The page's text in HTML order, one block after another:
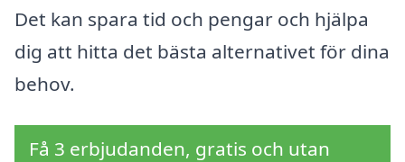
Det kan spara tid och pengar och hjälpa
dig att hitta det bästa alternativet för dina
behov.
Få 3 erbjudanden, gratis och utan